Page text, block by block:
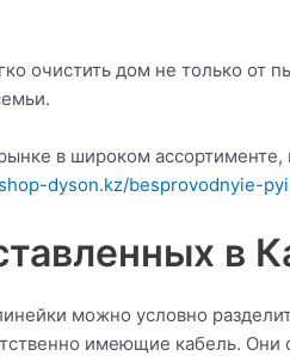
очистить дом не только от
в широком
dyson.kz/besprovodnyie-
в
можно условно
имеющие кабель. Они